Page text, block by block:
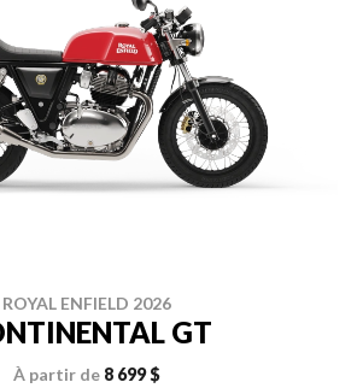
ROYAL ENFIELD 2026
GT
À partir de 8 699 $